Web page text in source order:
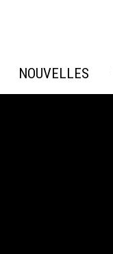
NOUVELLES